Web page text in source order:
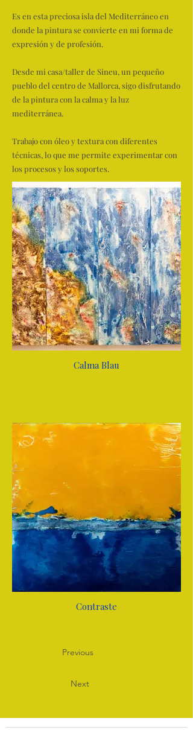
Es en esta preciosa isla del Mediterráneo en
donde la pintura se convierte en mi forma de
expresión y de profesión.
Desde mi casa/taller de Sineu, un pequeño
pueblo del centro de Mallorca, sigo disfrutando
de la pintura con la calma y la luz
mediterránea.
Trabajo con óleo y textura con diferentes
técnicas, lo que me permite experimentar con
los procesos y los soportes.
Calma Blau
Contraste
Previous
Next